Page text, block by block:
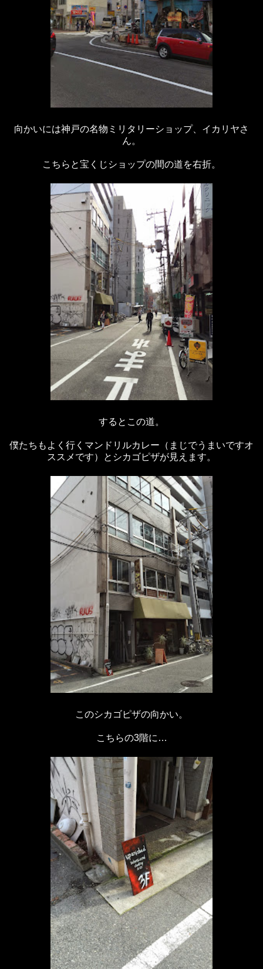
向かいには神戸の名物ミリタリーショップ、イカリヤさ
ん。
こちらと宝くじショップの間の道を右折。
するとこの道。
僕たちもよく行くマンドリルカレー（まじでうまいですオ
ススメです）とシカゴピザが見えます。
このシカゴピザの向かい。
こちらの3階に…